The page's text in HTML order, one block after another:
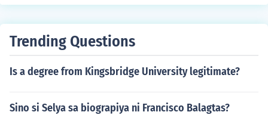
Trending Questions
Is a degree from Kingsbridge University legitimate?
Sino si Selya sa biograpiya ni Francisco Balagtas?